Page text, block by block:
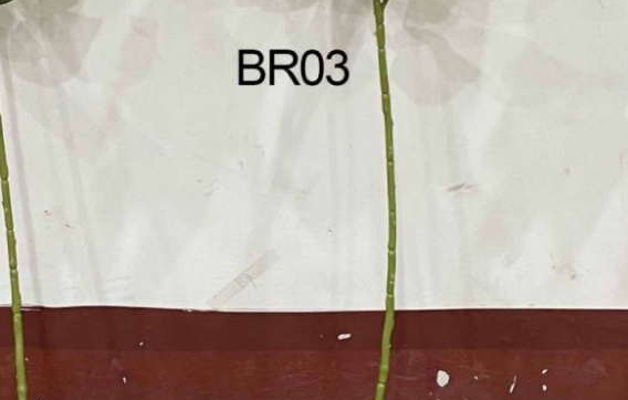
زنبق
زهرة الأوركيد
زهور صناعية معلقة بالجملة
وَردَة